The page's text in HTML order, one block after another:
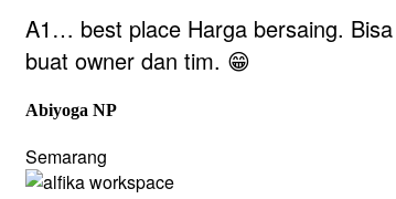
A1… best place Harga bersaing.
buat owner dan tim. 😁
Abiyoga NP
Semarang